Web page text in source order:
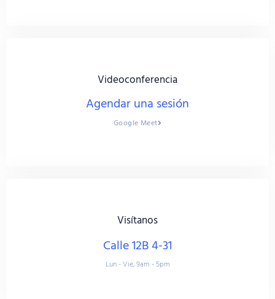
Videoconferencia
Agendar una sesión
Google Meet
Visítanos
Calle 12B 4-31
Lun - Vie, 9am - 5pm